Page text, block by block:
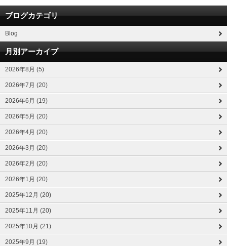
ブログカテゴリ
Blog
月別アーカイブ
2026年8月 (5)
2026年7月 (20)
2026年6月 (19)
2026年5月 (20)
2026年4月 (20)
2026年3月 (20)
2026年2月 (20)
2026年1月 (20)
2025年12月 (20)
2025年11月 (20)
2025年10月 (21)
2025年9月 (19)